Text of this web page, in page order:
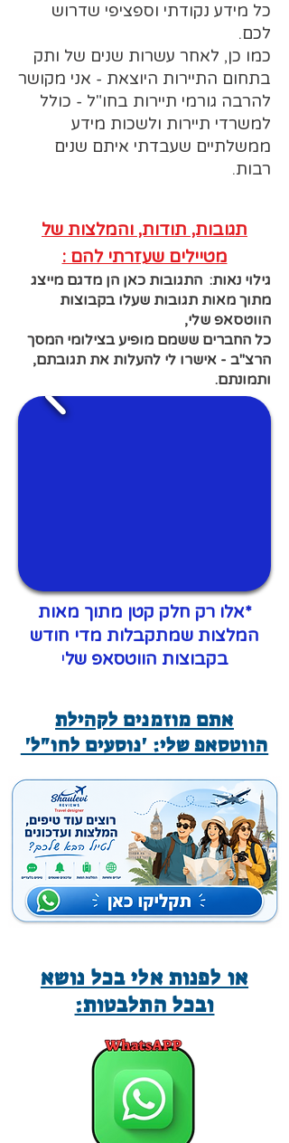
כל מידע נקודתי וספציפי שדרוש
לכם.
כמו כן, לאחר עשרות שנים של ותק
בתחום התיירות היוצאת - אני מקושר
להרבה גורמי תיירות בחו"ל - כולל
למשרדי תיירות ולשכות מידע
ממשלתיים שעבדתי איתם שנים
רבות.
תגובות, תודות, והמלצות של
מטיילים שעזרתי להם :
גילוי נאות: התגובות כאן הן מדגם מייצג
מתוך מאות תגובות שעלו בקבוצות
הווטסאפ שלי,
כל החברים ששמם מופיע בצילומי המסך
הרצ"ב - אישרו לי להעלות את תגובתם,
ותמונתם.
*אלו רק חלק קטן מתוך מאות
המלצות שמתקבלות מדי חודש
בקבוצות הווטסאפ שלי
אתם מוזמנים לקהילת
הווטסאפ שלי: 'נוסעים לחו"ל'
או לפנות אלי בכל נושא
ובכל התלבטות: